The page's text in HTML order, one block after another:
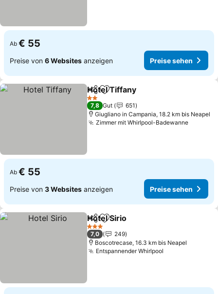
Ab € 55
Preise von 6 Websites anzeigen Preise sehen
TeilenZu Favoriten hinzufügen
Hotel Tiffany
2 Sterne
7,8 Gut
651
Giugliano in Campania, 18.2 km bis Neapel
Zimmer mit Whirlpool-Badewanne
Ab € 55
Preise von 3 Websites anzeigen Preise sehen
TeilenZu Favoriten hinzufügen
Hotel Sirio
3 Sterne
7,0
249
Boscotrecase, 16.3 km bis Neapel
Entspannender Whirlpool